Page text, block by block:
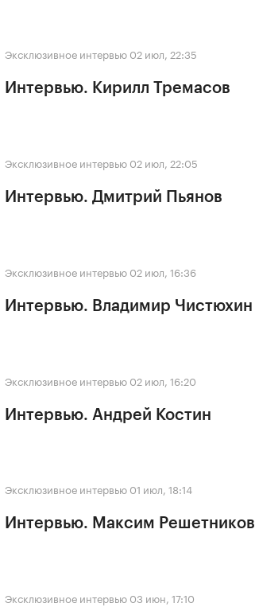
Эксклюзивное интервью 02 июл, 22:35
Интервью. Кирилл Тремасов
Эксклюзивное интервью 02 июл, 22:05
Интервью. Дмитрий Пьянов
Эксклюзивное интервью 02 июл, 16:36
Интервью. Владимир Чистюхин
Эксклюзивное интервью 02 июл, 16:20
Интервью. Андрей Костин
Эксклюзивное интервью 01 июл, 18:14
Интервью. Максим Решетников
Эксклюзивное интервью 03 июн, 17:10